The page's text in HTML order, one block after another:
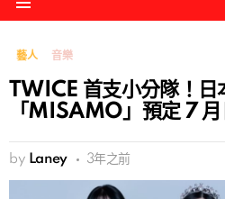
藝人 音樂
TWICE 首支小分隊！日
「MISAMO」預定 7
by Laney 3年之前